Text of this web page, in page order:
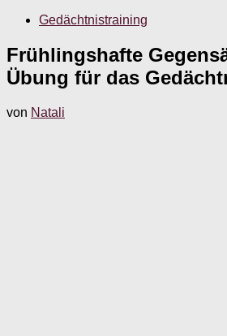
Gedächtnistraining
Frühlingshafte
Übung für das
von Natali